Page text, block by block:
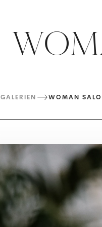
GALERIEN WOMAN